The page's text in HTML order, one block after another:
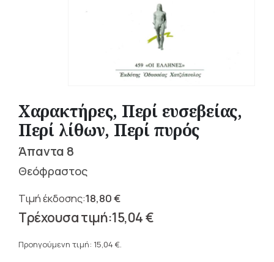
Χαρακτήρες, Περί ευσεβείας,
Περί λίθων, Περί πυρός
Άπαντα 8
Θεόφραστος
18,80€
Original
price
18,80 €.
15,04€
τρέχουσα
Προηγούμενη τιμή: 15,04 €.